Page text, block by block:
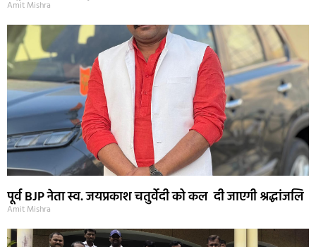
Amit Mishra
पूर्व BJP नेता स्व. जयप्रकाश चतुर्वेदी को कल दी जाएगी श्रद्धांजलि
Amit Mishra